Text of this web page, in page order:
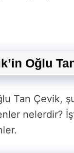
Oğlu
Tan Çevik,
nelerdir?